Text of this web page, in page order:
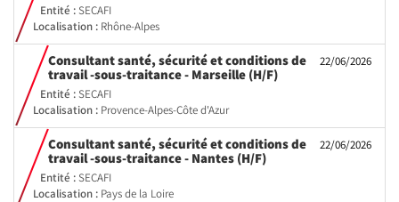
Entité :SECAFI
Localisation : Rhône-Alpes
22/06/2026
Consultant santé, sécurité et conditions de
travail -sous-traitance - Marseille (H/F)(Nouvelle
Entité :SECAFI
Localisation : Provence-Alpes-Côte d'Azur
22/06/2026
Consultant santé, sécurité et conditions de
travail -sous-traitance - Nantes (H/F)(Nouvelle
Entité :SECAFI
Localisation : Pays de la Loire